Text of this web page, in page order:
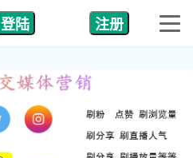
登陆 注册